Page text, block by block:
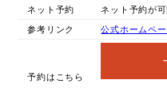
ネット予約 ネット予約が
参考リンク 公式ホームペー
予約はこちら